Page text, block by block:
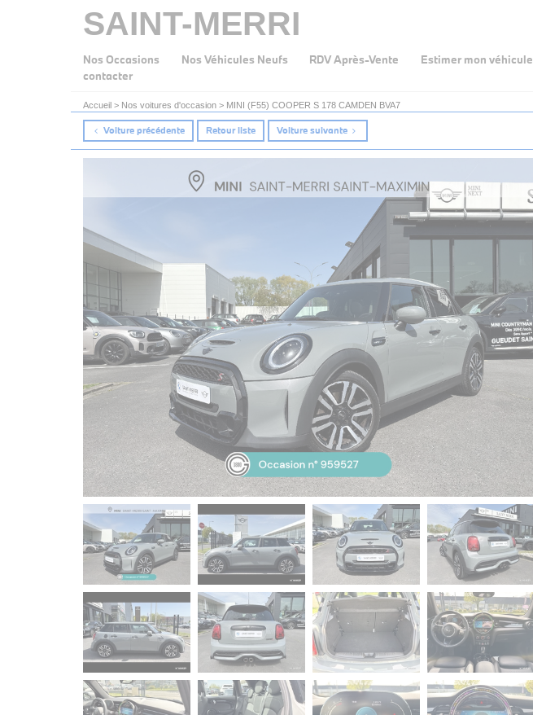
SAINT-MERRI
Nos Occasions Nos Véhicules Neufs RDV Après-Vente Estimer mon véhicule
contacter
Accueil > Nos voitures d'occasion > MINI (F55) COOPER S 178 CAMDEN BVA7
Voiture précédente Retour liste Voiture suivante